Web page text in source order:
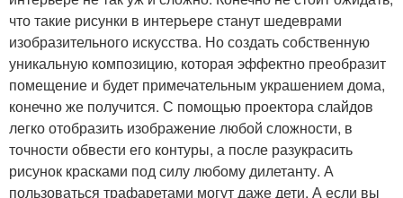
что такие рисунки в интерьере станут шедеврами
изобразительного искусства. Но создать собственную
уникальную композицию, которая эффектно преобразит
помещение и будет примечательным украшением дома,
конечно же получится. С помощью проектора слайдов
легко отобразить изображение любой сложности, в
точности обвести его контуры, а после разукрасить
рисунок красками под силу любому дилетанту. А
пользоваться трафаретами могут даже дети. А если вы